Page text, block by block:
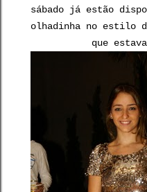
sábado já estão
olhadinha no estilo
que